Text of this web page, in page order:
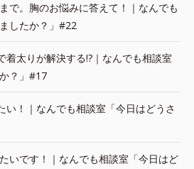
で。胸のお悩みに答えて！｜なんでも
したか？」#22
着太りが解決する!?｜なんでも相談室
？」#17
い！｜なんでも相談室「今日はどうさ
いです！｜なんでも相談室「今日はど